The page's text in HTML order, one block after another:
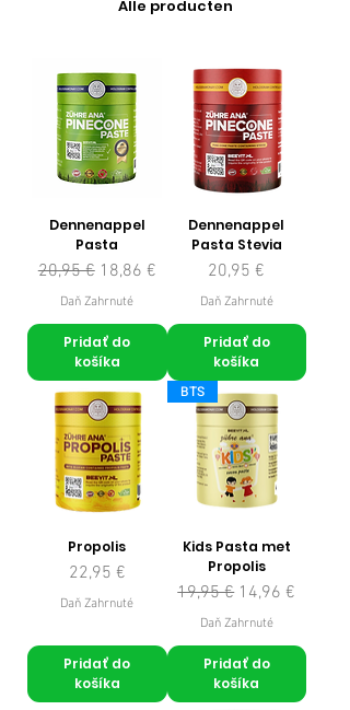
Alle producten
Dennenappel
Pasta
Normálna cena
20,95 € Zľavnená cena
18,86 €
Daň Zahrnuté
Pridať do
košíka
Dennenappel
Pasta Stevia
Cena
20,95 €
Daň Zahrnuté
Pridať do
košíka
Propolis
Cena
22,95 €
Daň Zahrnuté
Pridať do
košíka
BTS
Kids Pasta met
Propolis
Normálna cena
19,95 € Zľavnená cena
14,96 €
Daň Zahrnuté
Pridať do
košíka